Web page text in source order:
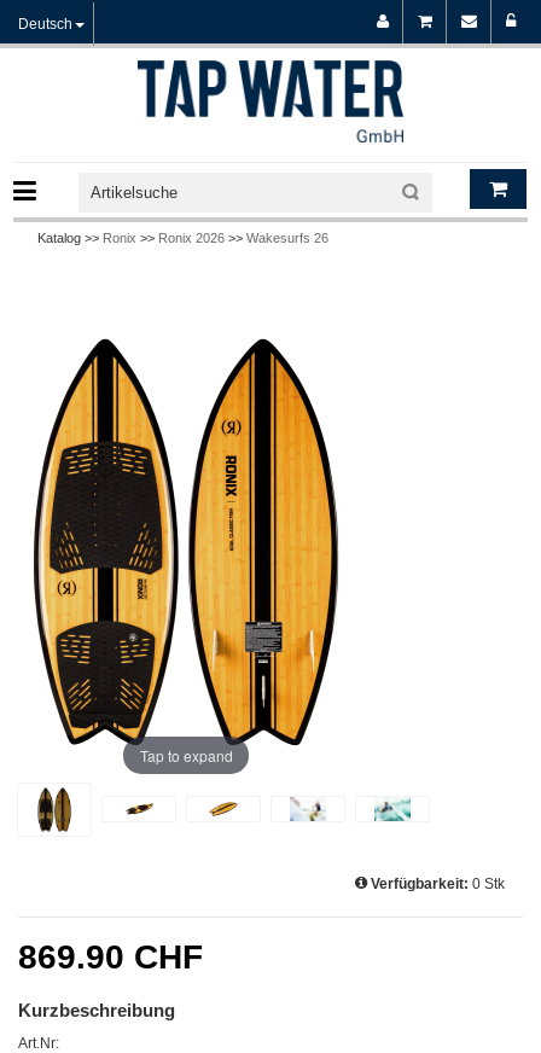
Deutsch
Katalog >> Ronix >> Ronix 2026 >> Wakesurfs 26
Tap to expand
Verfügbarkeit: 0 Stk
869.90 CHF
Kurzbeschreibung
Art.Nr: